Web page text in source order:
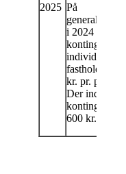
2025 På
i 2024 blev
kontingentet
individuelle
fastholdt på
kr. pr. person.
Der indføres
kontingent på
600 kr.